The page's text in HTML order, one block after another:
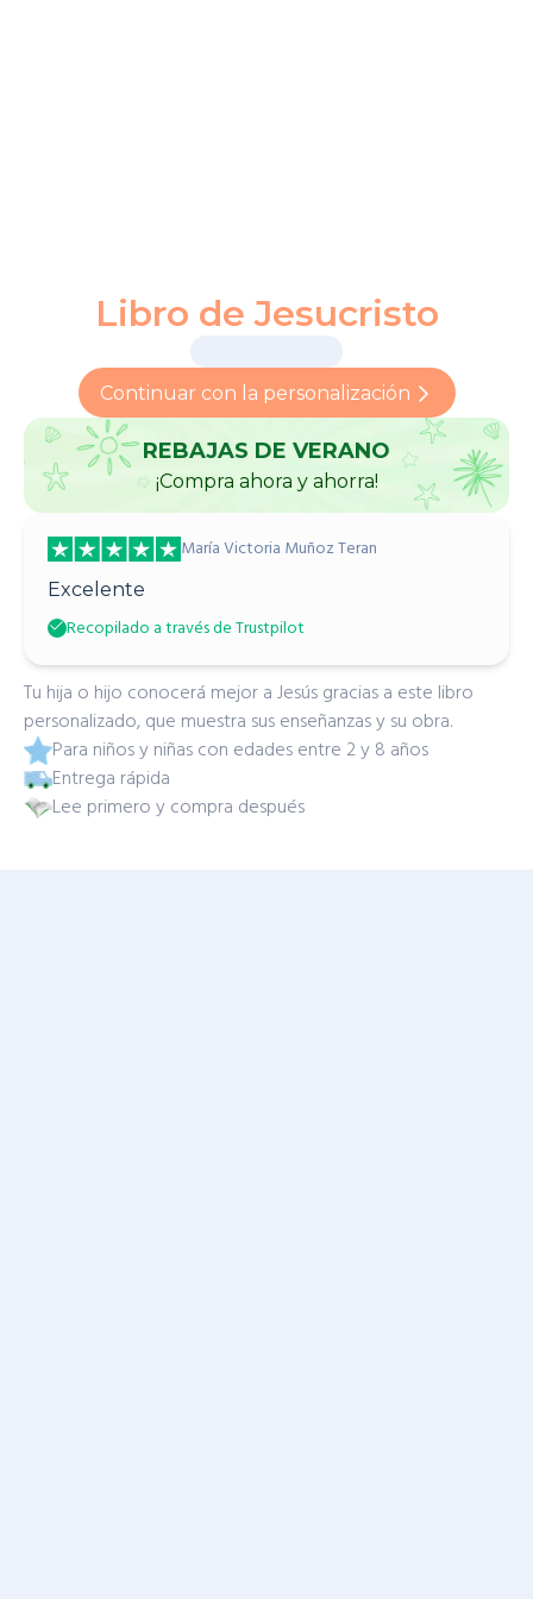
Libro de Jesucristo
Continuar con la personalización
REBAJAS DE VERANO
¡Compra ahora y ahorra!
María Victoria Muñoz Teran
Excelente
Recopilado a través de Trustpilot
Tu hija o hijo conocerá mejor a Jesús gracias a este libro
personalizado, que muestra sus enseñanzas y su obra.
Para niños y niñas con edades entre 2 y 8 años
Entrega rápida
Lee primero y compra después